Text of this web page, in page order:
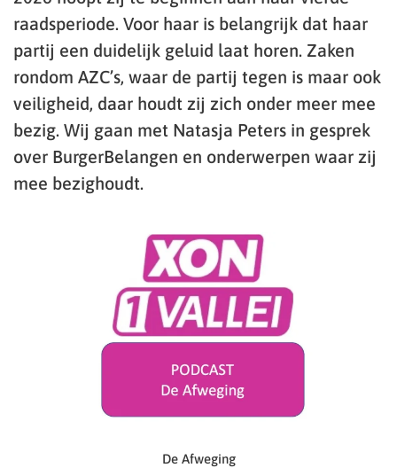
raadsperiode. Voor haar is belangrijk dat haar
partij een duidelijk geluid laat horen. Zaken
rondom AZC’s, waar de partij tegen is maar ook
veiligheid, daar houdt zij zich onder meer mee
bezig. Wij gaan met Natasja Peters in gesprek
over BurgerBelangen en onderwerpen waar zij
mee bezighoudt.
De Afweging